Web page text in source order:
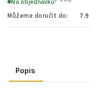
Můžeme doručit do:
Popis